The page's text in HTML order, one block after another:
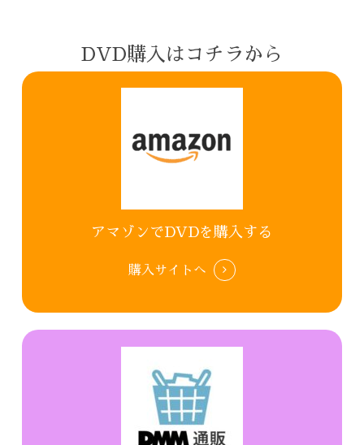
DVD購入はコチラから
アマゾンでDVDを購入する
購入サイトへ